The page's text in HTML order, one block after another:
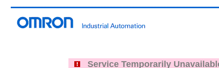
Service Temporarily